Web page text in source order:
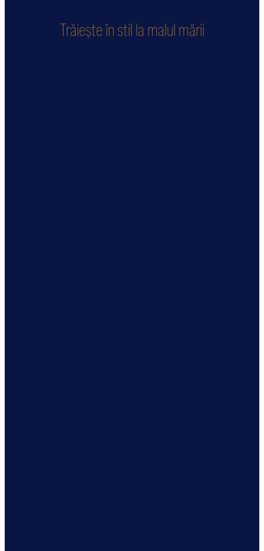
Trăiește în stil la malul mării